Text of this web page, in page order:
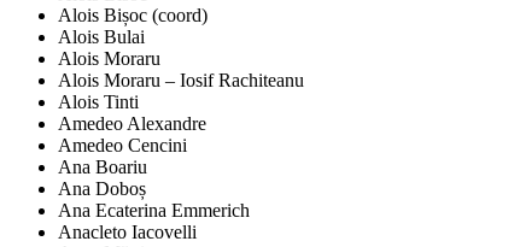
Alois Bișoc (coord)
Alois Bulai
Alois Moraru
Alois Moraru – Iosif Rachiteanu
Alois Tinti
Amedeo Alexandre
Amedeo Cencini
Ana Boariu
Ana Doboș
Ana Ecaterina Emmerich
Anacleto Iacovelli